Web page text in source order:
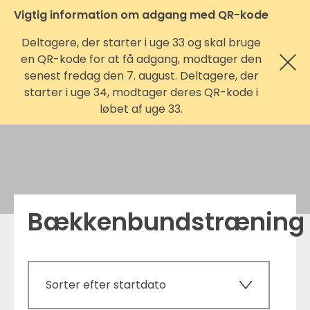
Vigtig information om adgang med QR-kode
Deltagere, der starter i uge 33 og skal bruge
en QR-kode for at få adgang, modtager den
senest fredag den 7. august. Deltagere, der
starter i uge 34, modtager deres QR-kode i
løbet af uge 33.
Bækkenbundstræning
Sorter efter startdato